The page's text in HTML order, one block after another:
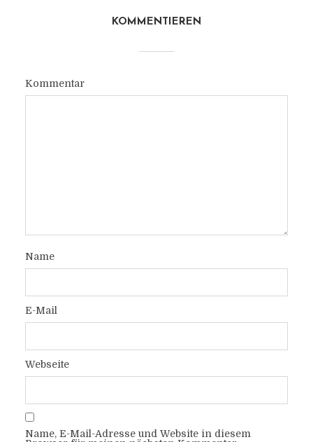
KOMMENTIEREN
Kommentar
Name
E-Mail
Webseite
Name, E-Mail-Adresse und Website in diesem